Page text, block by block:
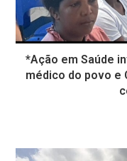
*Ação em Saúde
médico do povo e